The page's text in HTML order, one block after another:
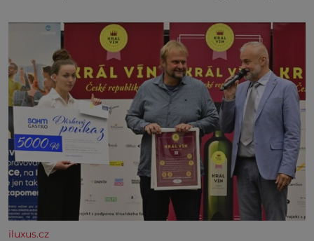
divné burácení skutečně ustane. Když o mnoho let
později hrobku
iluxus.cz